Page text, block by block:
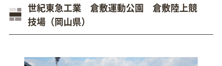
世紀東急工業 倉敷運動公園 倉敷陸上競
技場（岡山県）